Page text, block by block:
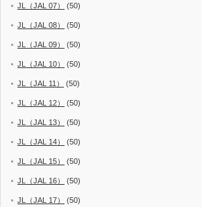
JL（JAL 07） (50)
JL（JAL 08） (50)
JL（JAL 09） (50)
JL（JAL 10） (50)
JL（JAL 11） (50)
JL（JAL 12） (50)
JL（JAL 13） (50)
JL（JAL 14） (50)
JL（JAL 15） (50)
JL（JAL 16） (50)
JL（JAL 17） (50)